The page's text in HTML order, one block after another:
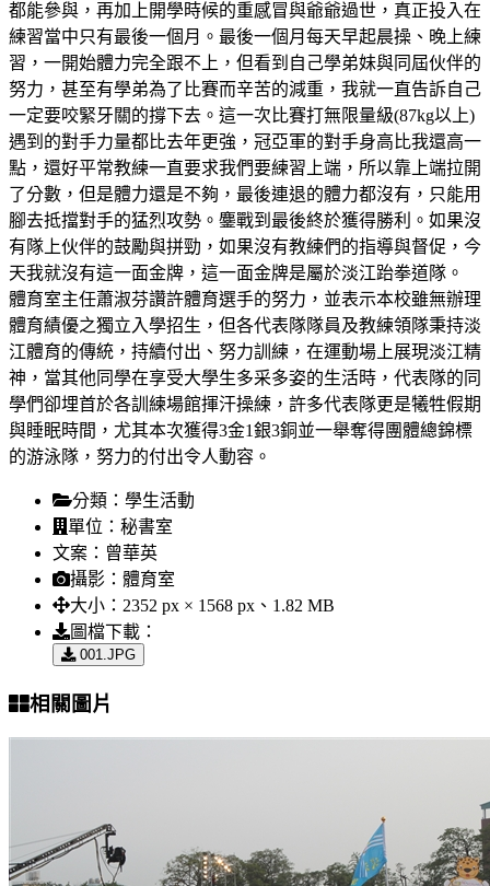
都能參與，再加上開學時候的重感冒與爺爺過世，真正投入在
練習當中只有最後一個月。最後一個月每天早起晨操、晚上練
習，一開始體力完全跟不上，但看到自己學弟妹與同屆伙伴的
努力，甚至有學弟為了比賽而辛苦的減重，我就一直告訴自己
一定要咬緊牙關的撐下去。這一次比賽打無限量級(87kg以上)
遇到的對手力量都比去年更強，冠亞軍的對手身高比我還高一
點，還好平常教練一直要求我們要練習上端，所以靠上端拉開
了分數，但是體力還是不夠，最後連退的體力都沒有，只能用
腳去抵擋對手的猛烈攻勢。鏖戰到最後終於獲得勝利。如果沒
有隊上伙伴的鼓勵與拼勁，如果沒有教練們的指導與督促，今
天我就沒有這一面金牌，這一面金牌是屬於淡江跆拳道隊。
體育室主任蕭淑芬讚許體育選手的努力，並表示本校雖無辦理
體育績優之獨立入學招生，但各代表隊隊員及教練領隊秉持淡
江體育的傳統，持續付出、努力訓練，在運動場上展現淡江精
神，當其他同學在享受大學生多采多姿的生活時，代表隊的同
學們卻埋首於各訓練場館揮汗操練，許多代表隊更是犧牲假期
與睡眠時間，尤其本次獲得3金1銀3銅並一舉奪得團體總錦標
的游泳隊，努力的付出令人動容。
分類： 學生活動
單位： 秘書室
文案： 曾華英
攝影： 體育室
大小： 2352 px × 1568 px、1.82 MB
圖檔下載：
001.JPG
相關圖片